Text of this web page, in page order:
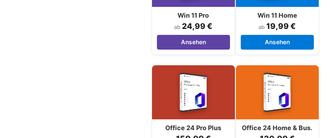
Win 11 Pro
ab 24,99 €
Ansehen
Win 11 Home
ab 19,99 €
Ansehen
Office 24 Pro Plus Office 24 Home & Bus.